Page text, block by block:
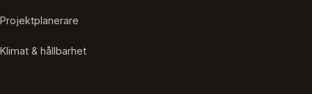
Projektplanerare
Klimat & hållbarhet